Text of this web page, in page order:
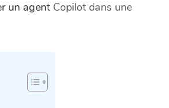
un agent Copilot dans une